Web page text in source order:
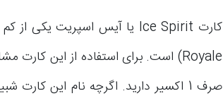
Royale) است. برای استفاده از این کارت مشابه با کارت
صرف 1 اکسیر دارید. اگرچه نام این کارت شبیه به کارت